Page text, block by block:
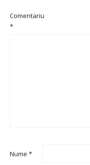
Comentariu
*
Nume *